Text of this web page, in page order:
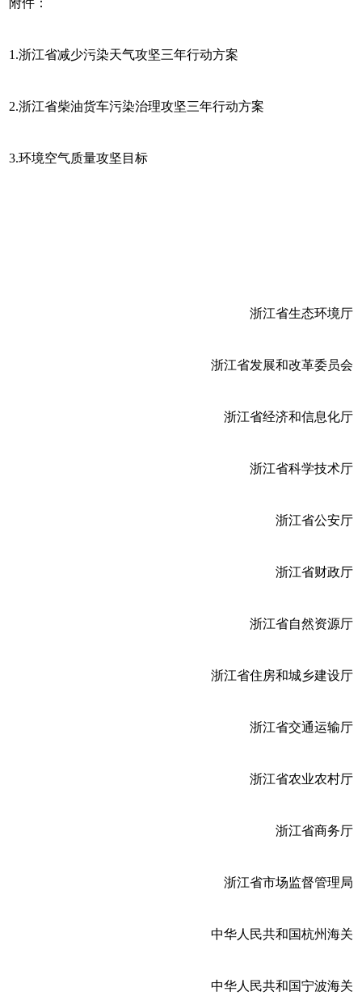
附件：
1.浙江省减少污染天气攻坚三年行动方案
2.浙江省柴油货车污染治理攻坚三年行动方案
3.环境空气质量攻坚目标
浙江省生态环境厅
浙江省发展和改革委员会
浙江省经济和信息化厅
浙江省科学技术厅
浙江省公安厅
浙江省财政厅
浙江省自然资源厅
浙江省住房和城乡建设厅
浙江省交通运输厅
浙江省农业农村厅
浙江省商务厅
浙江省市场监督管理局
中华人民共和国杭州海关
中华人民共和国宁波海关